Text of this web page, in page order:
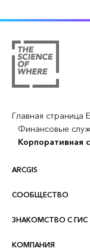
Главная страница
Финансовые
Корпоративная
ARCGIS
Обзор ArcGIS
Картография
СООБЩЕСТВО
Сообщества и форумы
ЗНАКОМСТВО С ГИС
Что такое ГИС?
КОМПАНИЯ